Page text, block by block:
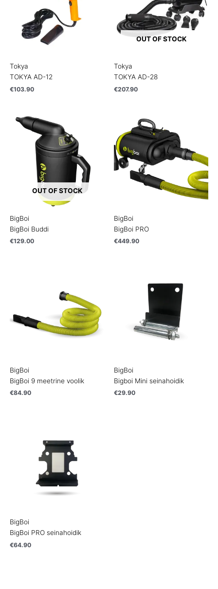
Tokya
TOKYA AD-12
€103.90
OUT OF STOCK
Tokya
TOKYA AD-28
€207.90
OUT OF STOCK
BigBoi
BigBoi Buddi
€129.00
BigBoi
BigBoi PRO
€449.90
BigBoi
BigBoi 9 meetrine voolik
€84.90
BigBoi
Bigboi Mini seinahoidik
€29.90
BigBoi
BigBoi PRO seinahoidik
€64.90